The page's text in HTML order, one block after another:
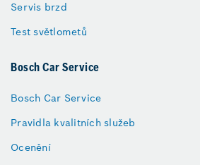
Servis brzd
Test světlometů
Bosch Car Service
Bosch Car Service
Pravidla kvalitních služeb
Ocenění